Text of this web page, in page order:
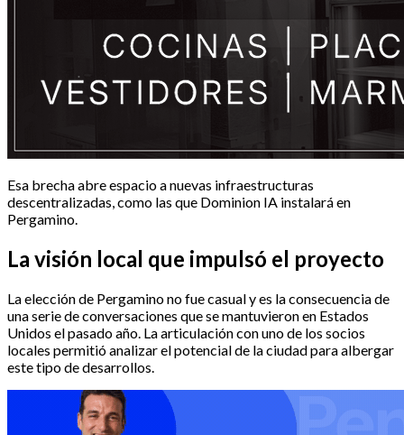
Esa brecha abre espacio a nuevas infraestructuras
descentralizadas, como las que Dominion IA instalará en
Pergamino.
La visión local que impulsó el proyecto
La elección de Pergamino no fue casual y es la consecuencia de
una serie de conversaciones que se mantuvieron en Estados
Unidos el pasado año. La articulación con uno de los socios
locales permitió analizar el potencial de la ciudad para albergar
este tipo de desarrollos.